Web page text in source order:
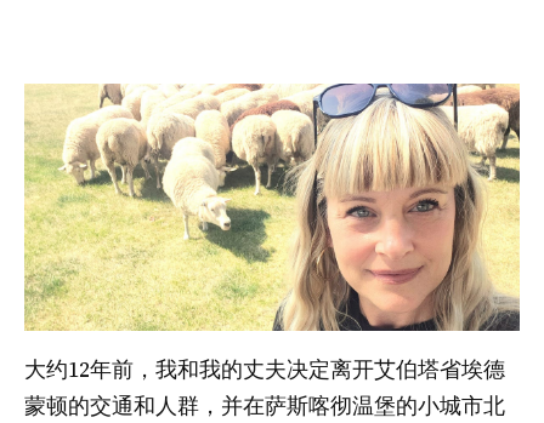
大约12年前，我和我的丈夫决定离开艾伯塔省埃德
蒙顿的交通和人群，并在萨斯喀彻温堡的小城市北